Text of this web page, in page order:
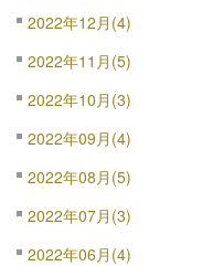
2022年12月(4)
2022年11月(5)
2022年10月(3)
2022年09月(4)
2022年08月(5)
2022年07月(3)
2022年06月(4)